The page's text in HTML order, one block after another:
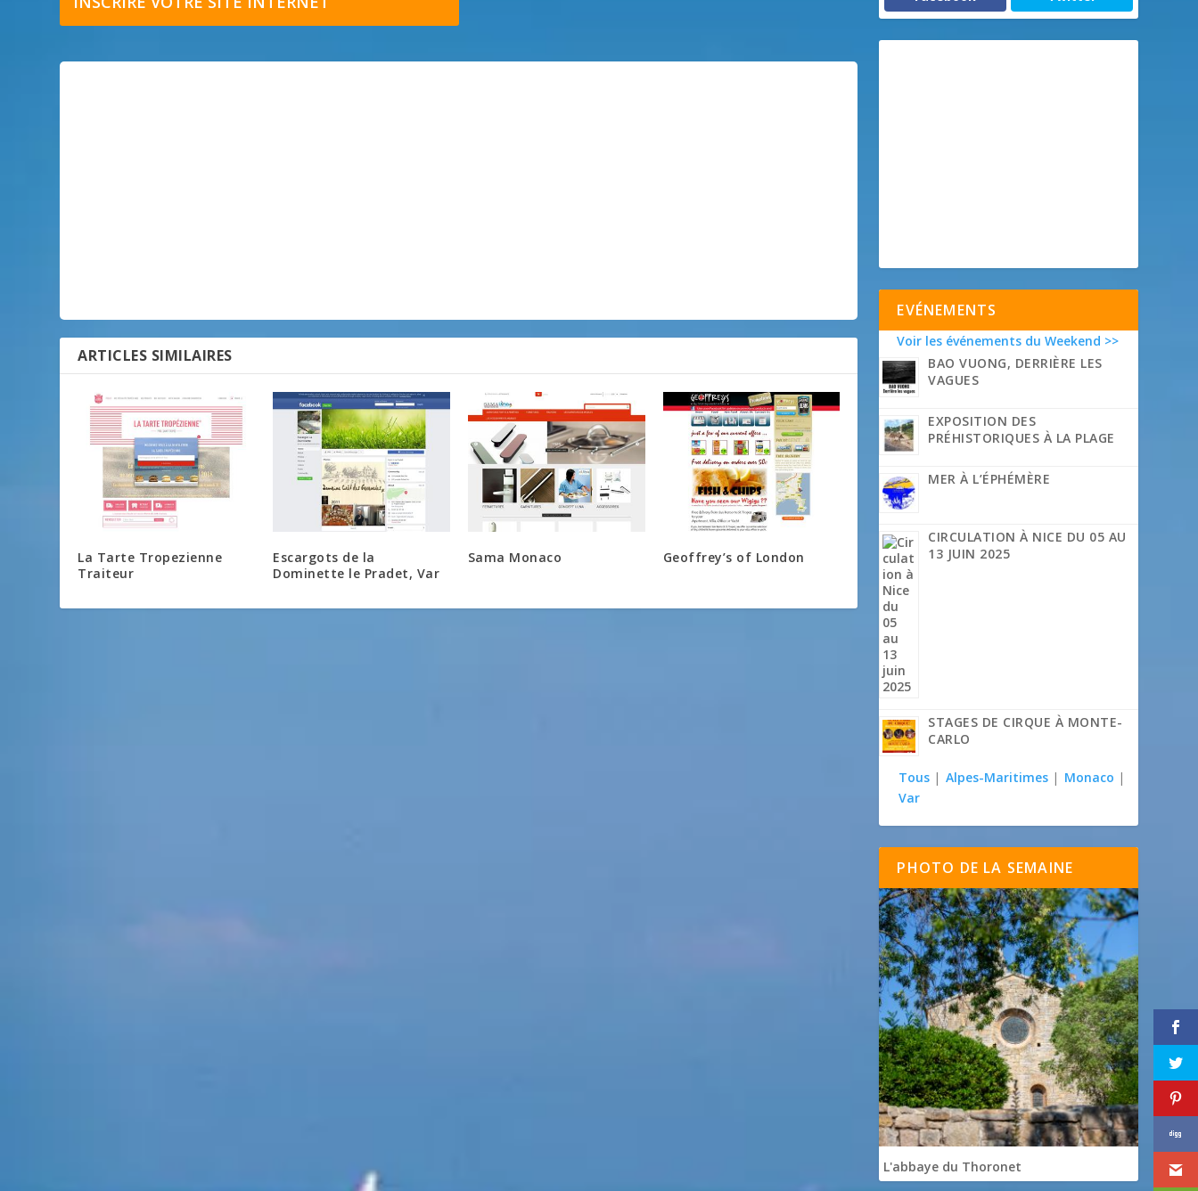
ARTICLES SIMILAIRES
La Tarte Tropezienne
Traiteur
Escargots de la
Dominette le Pradet, Var
Sama Monaco Geoffrey’s of London
EVÉNEMENTS
Voir les événements du Weekend >>
BAO VUONG, DERRIÈRE LES
VAGUES
EXPOSITION DES
PRÉHISTORIQUES À LA PLAGE
MER À L’ÉPHÉMÈRE
CIRCULATION À NICE DU 05 AU
13 JUIN 2025
STAGES DE CIRQUE À MONTE-
CARLO
Tous | Alpes-Maritimes | Monaco |
Var
PHOTO DE LA SEMAINE
L'abbaye du Thoronet